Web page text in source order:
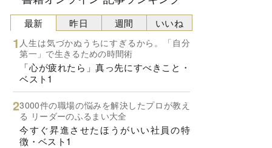
最新
人生は気づかぬうちにすぎるから。「自分
第一」で生きるための時間術
「心が疲れたら」真っ先にすべきこと・
ベスト1
3000件の職場の悩みを解決したプロが教え
る リーダーのふるまい大全
今すぐ昇進させたほうがいい社員の特
徴・ベスト1
昨日 週間 いいね